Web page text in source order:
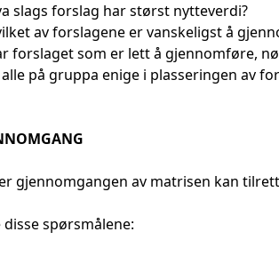
slags forslag har størst nytteverdi?
av forslagene er vanskeligst å
forslaget som er lett å gjennomføre,
alle på gruppa enige i plasseringen av
gjennomgangen av matrisen kan
disse spørsmålene: